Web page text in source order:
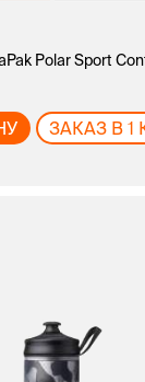
Polar Sport
ЗАКАЗ В 1